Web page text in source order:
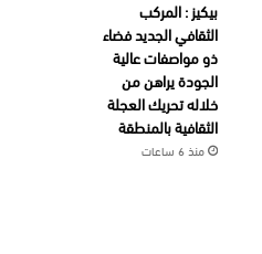
بيكيز : المركب
الثقافي الجديد فضاء
ذو مواصفات عالية
الجودة يراهن من
خلاله تحريك العجلة
الثقافية بالمنطقة
منذ 6 ساعات